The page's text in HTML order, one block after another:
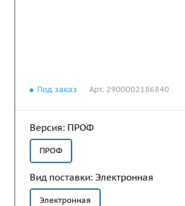
Под заказ Арт. 2900002186840
Версия: ПРОФ
ПРОФ
Вид поставки: Электронная
Электронная